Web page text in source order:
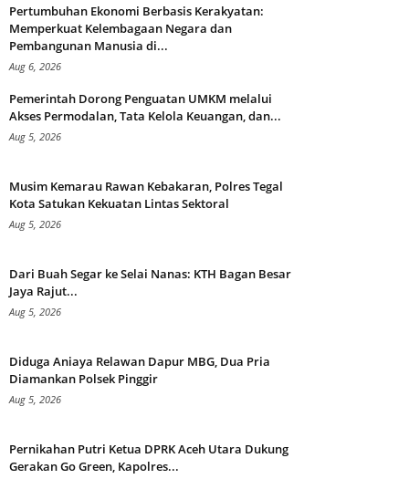
Pertumbuhan Ekonomi Berbasis Kerakyatan:
Memperkuat Kelembagaan Negara dan
Pembangunan Manusia di...
Aug 6, 2026
Pemerintah Dorong Penguatan UMKM melalui
Akses Permodalan, Tata Kelola Keuangan, dan...
Aug 5, 2026
Musim Kemarau Rawan Kebakaran, Polres Tegal
Kota Satukan Kekuatan Lintas Sektoral
Aug 5, 2026
Dari Buah Segar ke Selai Nanas: KTH Bagan Besar
Jaya Rajut...
Aug 5, 2026
Diduga Aniaya Relawan Dapur MBG, Dua Pria
Diamankan Polsek Pinggir
Aug 5, 2026
Pernikahan Putri Ketua DPRK Aceh Utara Dukung
Gerakan Go Green, Kapolres...